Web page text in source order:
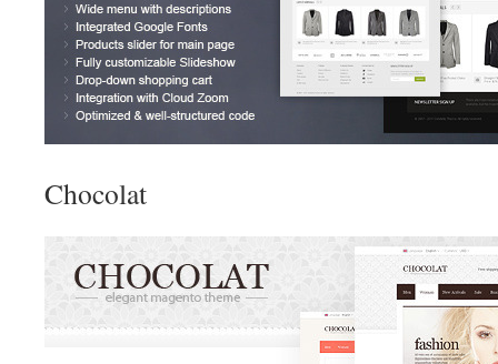
Chocolat